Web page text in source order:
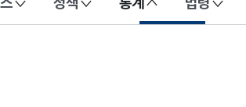
전자정부 누리집입니다.